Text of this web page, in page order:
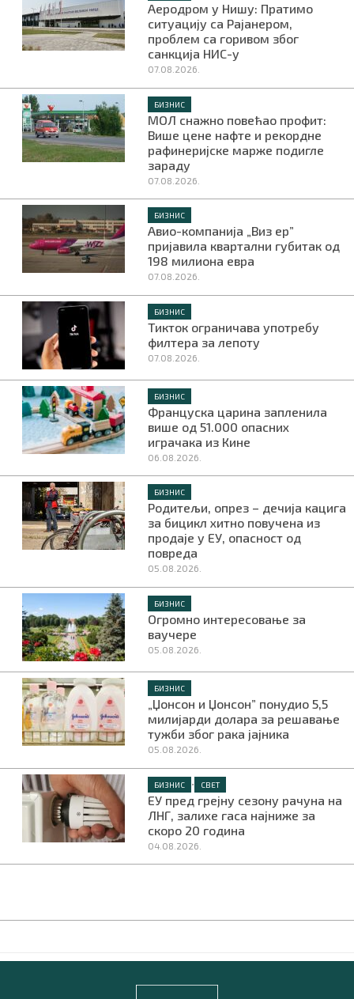
Аеродром у Нишу: Пратимо
ситуацију са Рајанером,
проблем са горивом због
санкција НИС-у
07.08.2026.
БИЗНИС
МОЛ снажно повећао профит:
Више цене нафте и рекордне
рафинеријске марже подигле
зараду
07.08.2026.
БИЗНИС
Авио-компанија „Виз ер”
пријавила квартални губитак од
198 милиона евра
07.08.2026.
БИЗНИС
Тикток ограничава употребу
филтера за лепоту
07.08.2026.
БИЗНИС
Француска царина запленила
више од 51.000 опасних
играчака из Кине
06.08.2026.
БИЗНИС
Родитељи, опрез – дечија кацига
за бицикл хитно повучена из
продаје у ЕУ, опасност од
повреда
05.08.2026.
БИЗНИС
Огромно интересовање за
ваучере
05.08.2026.
БИЗНИС
„Џонсон и Џонсон” понудио 5,5
милијарди долара за решавање
тужби због рака јајника
05.08.2026.
БИЗНИС • СВЕТ
ЕУ пред грејну сезону рачуна на
ЛНГ, залихе гаса најниже за
скоро 20 година
04.08.2026.